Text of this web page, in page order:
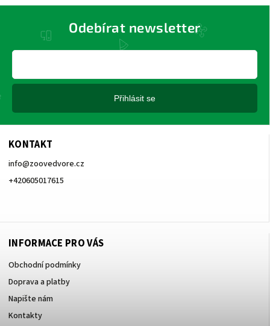
KONTAKT
info@zoovedvore.cz
+420605017615
INFORMACE PRO VÁS
Obchodní podmínky
Doprava a platby
Napište nám
Kontakty
Odebírat newsletter
Přihlásit se